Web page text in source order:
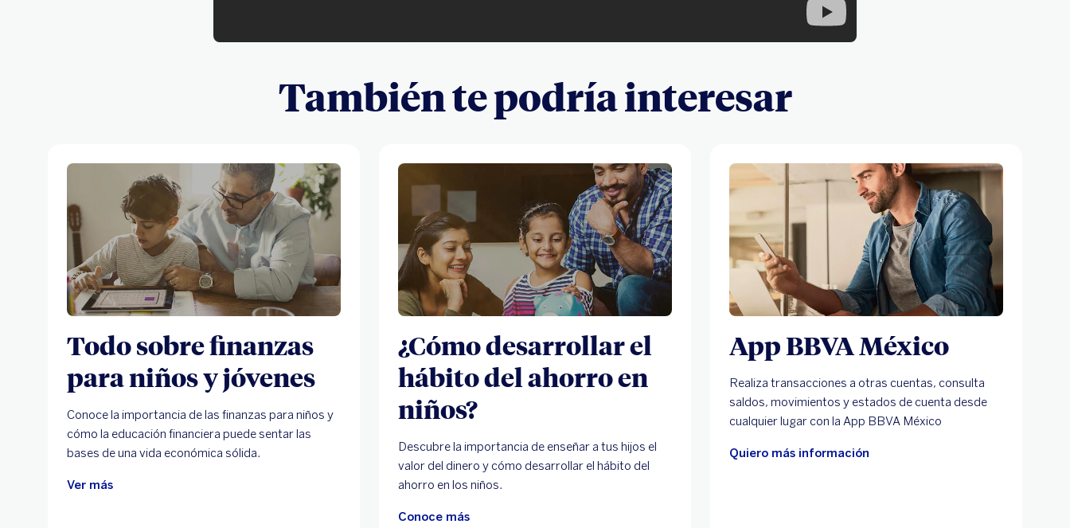
También te podría interesar
Todo sobre finanzas
para niños y jóvenes
Conoce la importancia de las finanzas para niños y
cómo la educación financiera puede sentar las
bases de una vida económica sólida.
Ver más
¿Cómo desarrollar el
hábito del ahorro en
niños?
Descubre la importancia de enseñar a tus hijos el
valor del dinero y cómo desarrollar el hábito del
ahorro en los niños.
Conoce más
App BBVA México
Realiza transacciones a otras cuentas, consulta
saldos, movimientos y estados de cuenta desde
cualquier lugar con la App BBVA México
Quiero más información